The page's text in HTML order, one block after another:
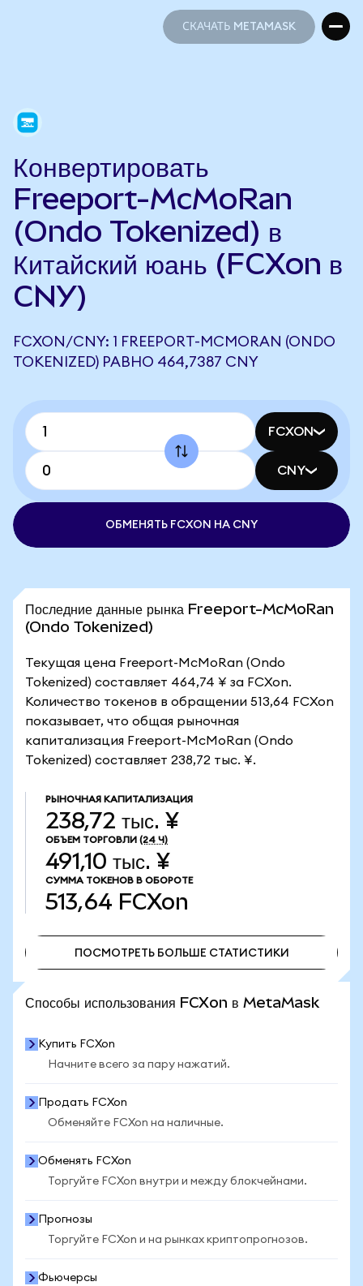
СКАЧАТЬ METAMASK
Конвертировать
Freeport-McMoRan
(Ondo Tokenized) в
Китайский юань (FCXon в
CNY)
FCXON/CNY: 1 FREEPORT-MCMORAN (ONDO
TOKENIZED) РАВНО 464,7387 CNY
FCXON
CNY
ОБМЕНЯТЬ FCXON НА CNY
Последние данные рынка Freeport-McMoRan
(Ondo Tokenized)
Текущая цена Freeport-McMoRan (Ondo
Tokenized) составляет 464,74 ¥ за FCXon.
Количество токенов в обращении 513,64 FCXon
показывает, что общая рыночная
капитализация Freeport-McMoRan (Ondo
Tokenized) составляет 238,72 тыс. ¥.
РЫНОЧНАЯ КАПИТАЛИЗАЦИЯ
238,72 тыс. ¥
ОБЪЕМ ТОРГОВЛИ (24 Ч)
491,10 тыс. ¥
СУММА ТОКЕНОВ В ОБОРОТЕ
513,64 FCXon
ПОСМОТРЕТЬ БОЛЬШЕ СТАТИСТИКИ
Способы использования FCXon в MetaMask
Купить FCXon
Начните всего за пару нажатий.
Продать FCXon
Обменяйте FCXon на наличные.
Обменять FCXon
Торгуйте FCXon внутри и между блокчейнами.
Прогнозы
Торгуйте FCXon и на рынках криптопрогнозов.
Фьючерсы